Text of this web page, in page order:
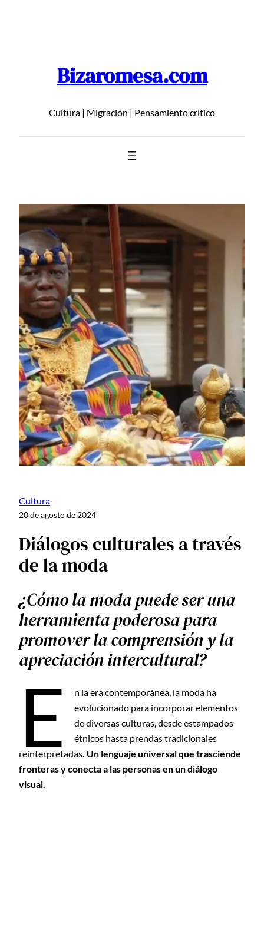
Bizaromesa.com
Cultura | Migración | Pensamiento crítico
Cultura
20 de agosto de 2024
Diálogos culturales a través
de la moda
¿Cómo la moda puede ser una
herramienta poderosa para
promover la comprensión y la
apreciación intercultural?
E
n la era contemporánea, la moda ha
evolucionado para incorporar elementos
de diversas culturas, desde estampados
étnicos hasta prendas tradicionales
reinterpretadas . Un lenguaje universal que trasciende
fronteras y conecta a las personas en un diálogo
visual.